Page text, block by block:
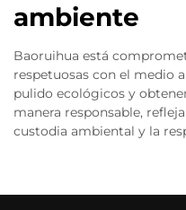
ambiente
Baoruihua está
respetuosas con el medio
pulido ecológicos y
manera responsable,
custodia ambiental y la